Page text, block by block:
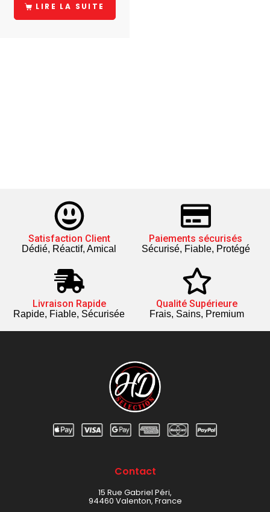
LIRE LA SUITE
Satisfaction Client
Dédié, Réactif, Amical
Paiements sécurisés
Sécurisé, Fiable, Protégé
Livraison Rapide
Rapide, Fiable, Sécurisée
Qualité Supérieure
Frais, Sains, Premium
Contact
15 Rue Gabriel Péri,
94460 Valenton, France